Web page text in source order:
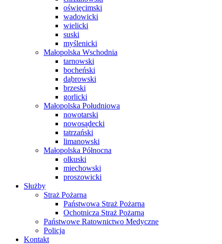
oświęcimski
wadowicki
wielicki
suski
myślenicki
Małopolska Wschodnia
tarnowski
bocheński
dąbrowski
brzeski
gorlicki
Małopolska Południowa
nowotarski
nowosądecki
tatrzański
limanowski
Małopolska Północna
olkuski
miechowski
proszowicki
Służby
Straż Pożarna
Państwowa Straż Pożarna
Ochotnicza Straż Pożarna
Państwowe Ratownictwo Medyczne
Policja
Kontakt